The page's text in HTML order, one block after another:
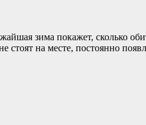
зима покажет, сколько
на месте, постоянно